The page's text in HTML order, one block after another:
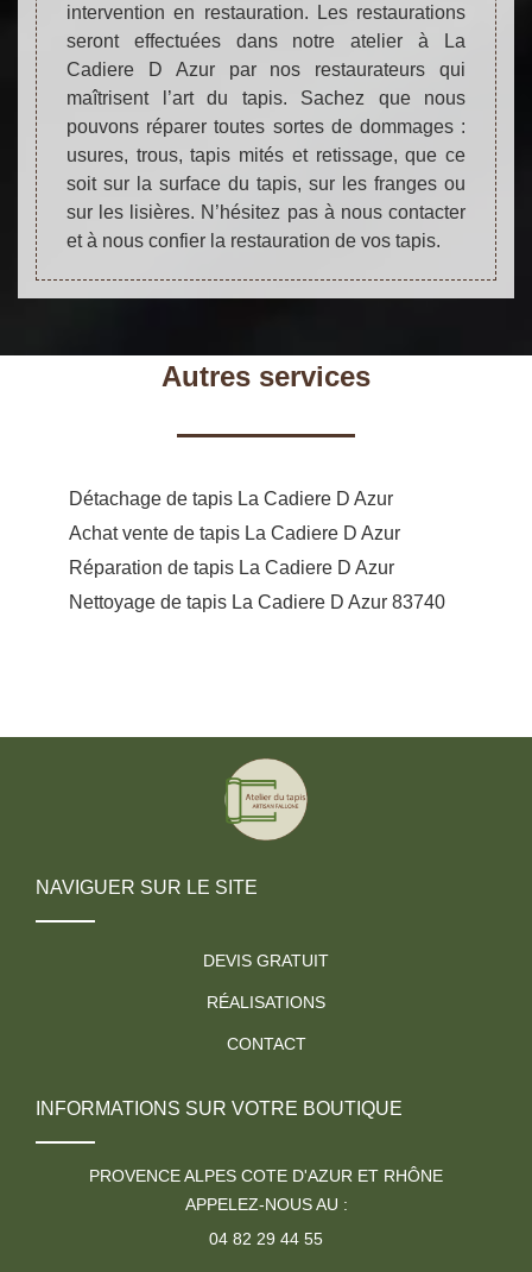
intervention en restauration. Les restaurations
seront effectuées dans notre atelier à La
Cadiere D Azur par nos restaurateurs qui
maîtrisent l’art du tapis. Sachez que nous
pouvons réparer toutes sortes de dommages :
usures, trous, tapis mités et retissage, que ce
soit sur la surface du tapis, sur les franges ou
sur les lisières. N’hésitez pas à nous contacter
et à nous confier la restauration de vos tapis.
Autres services
Détachage de tapis La Cadiere D Azur
Achat vente de tapis La Cadiere D Azur
Réparation de tapis La Cadiere D Azur
Nettoyage de tapis La Cadiere D Azur 83740
NAVIGUER SUR LE SITE
DEVIS GRATUIT
RÉALISATIONS
CONTACT
INFORMATIONS SUR VOTRE BOUTIQUE
PROVENCE ALPES COTE D'AZUR ET RHÔNE
APPELEZ-NOUS AU :
04 82 29 44 55